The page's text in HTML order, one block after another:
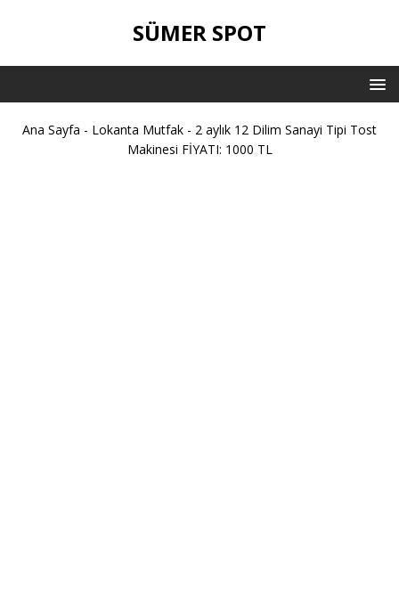
SÜMER SPOT
Ana Sayfa - Lokanta Mutfak - 2 aylık 12 Dilim Sanayi Tipi Tost
Makinesi FİYATI: 1000 TL